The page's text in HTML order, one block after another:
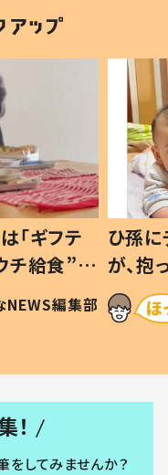
「ギフテ
チ給食”を
令和の親
NEWS編集部
ひ孫
が、
「涙が
い」
！
をしてみませんか？